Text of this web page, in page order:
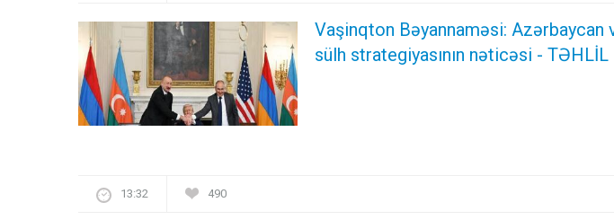
Vaşinqton Bəyannaməsi: Azərbaycan
sülh strategiyasının nəticəsi - TƏHLİL
13:32 490